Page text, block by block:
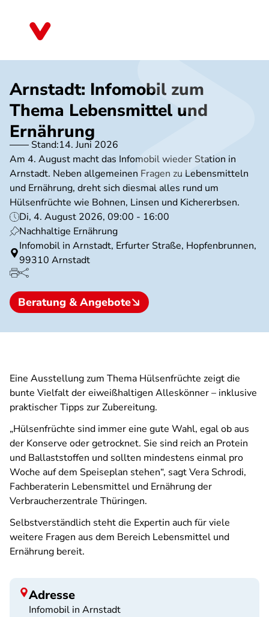
Arnstadt: Infomobil zum
Thema Lebensmittel und
Ernährung
Stand:14. Juni 2026
Am 4. August macht das Infomobil wieder Station in
Arnstadt. Neben allgemeinen Fragen zu Lebensmitteln
und Ernährung, dreht sich diesmal alles rund um
Hülsenfrüchte wie Bohnen, Linsen und Kichererbsen.
Di, 4. August 2026, 09:00 - 16:00
Nachhaltige Ernährung
Infomobil in Arnstadt, Erfurter Straße, Hopfenbrunnen,
99310 Arnstadt
Beratung & Angebote
Eine Ausstellung zum Thema Hülsenfrüchte zeigt die
bunte Vielfalt der eiweißhaltigen Alleskönner – inklusive
praktischer Tipps zur Zubereitung.
„Hülsenfrüchte sind immer eine gute Wahl, egal ob aus
der Konserve oder getrocknet. Sie sind reich an Protein
und Ballaststoffen und sollten mindestens einmal pro
Woche auf dem Speiseplan stehen“, sagt Vera Schrodi,
Fachberaterin Lebensmittel und Ernährung der
Verbraucherzentrale Thüringen.
Selbstverständlich steht die Expertin auch für viele
weitere Fragen aus dem Bereich Lebensmittel und
Ernährung bereit.
Adresse
Infomobil in Arnstadt